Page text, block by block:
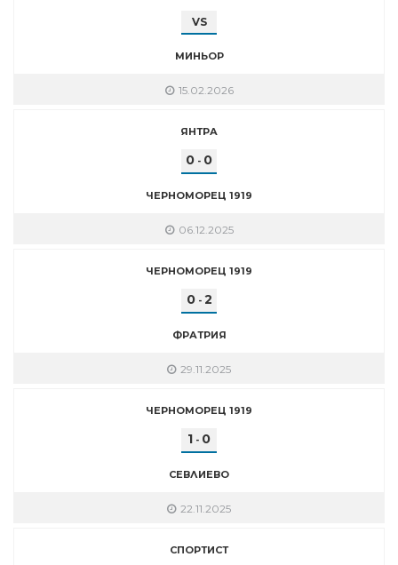
VS
МИНЬОР
15.02.2026
ЯНТРА
0 - 0
ЧЕРНОМОРЕЦ 1919
06.12.2025
ЧЕРНОМОРЕЦ 1919
0- 2
ФРАТРИЯ
29.11.2025
ЧЕРНОМОРЕЦ 1919
1 - 0
СЕВЛИЕВО
22.11.2025
СПОРТИСТ